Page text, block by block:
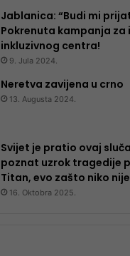
Jablanica: “Budi mi
Pokrenuta kampanja za
inkluzivnog centra!
9. Jula 2024.
Neretva zavijena u crno
13. Augusta 2024.
Svijet je pratio ovaj
poznat uzrok tragedije
Titan, evo zašto niko
16. Oktobra 2025.